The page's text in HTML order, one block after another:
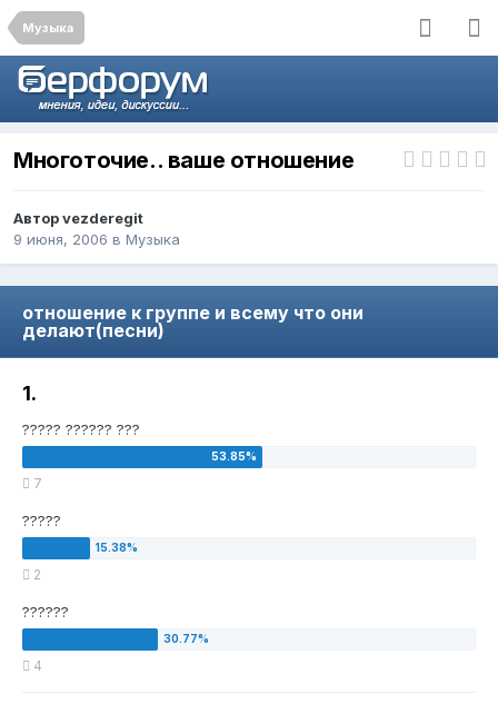
Музыка
Многоточие.. ваше отношение
Авторvezderegit
9 июня, 2006 в Музыка
отношение к группе и всему что они
делают(песни)
1.
????? ?????? ???
7
?????
2
??????
4